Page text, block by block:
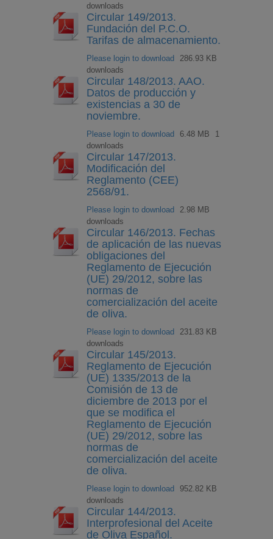
downloads
Circular 149/2013.
Fundación del P.C.O.
Tarifas de almacenamiento.
Please login to download
286.93 KB
downloads
Circular 148/2013. AAO.
Datos de producción y
existencias a 30 de
noviembre.
Please login to download 6.48 MB
1
downloads
Circular 147/2013.
Modificación del
Reglamento (CEE)
2568/91.
Please login to download
2.98 MB
downloads
Circular 146/2013. Fechas
de aplicación de las nuevas
obligaciones del
Reglamento de Ejecución
(UE) 29/2012, sobre las
normas de
comercialización del aceite
de oliva.
Please login to download
231.83 KB
downloads
Circular 145/2013.
Reglamento de Ejecución
(UE) 1335/2013 de la
Comisión de 13 de
diciembre de 2013 por el
que se modifica el
Reglamento de Ejecución
(UE) 29/2012, sobre las
normas de
comercialización del aceite
de oliva.
Please login to download
952.82 KB
downloads
Circular 144/2013.
Interprofesional del Aceite
de Oliva Español.